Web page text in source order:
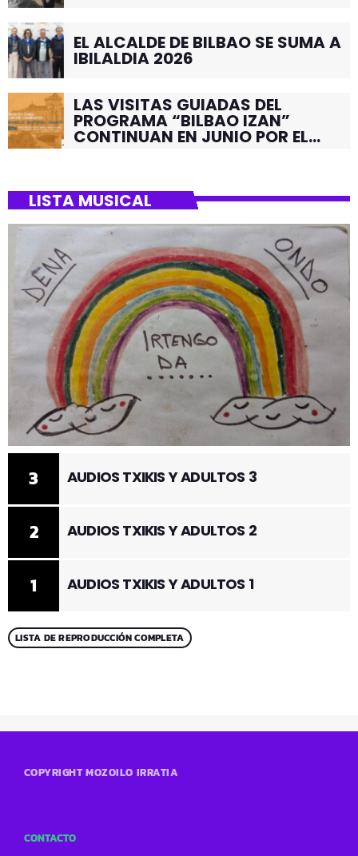
EL ALCALDE DE BILBAO SE SUMA A
IBILALDIA 2026
LAS VISITAS GUIADAS DEL
PROGRAMA “BILBAO IZAN”
CONTINUAN EN JUNIO POR EL
LISTA MUSICAL
1 AUDIOS TXIKIS Y ADULTOS 1
2 AUDIOS TXIKIS Y ADULTOS 2
3 AUDIOS TXIKIS Y ADULTOS 3
LISTA DE REPRODUCCIÓN COMPLETA
COPYRIGHT MOZOILO IRRATIA
CONTACTO